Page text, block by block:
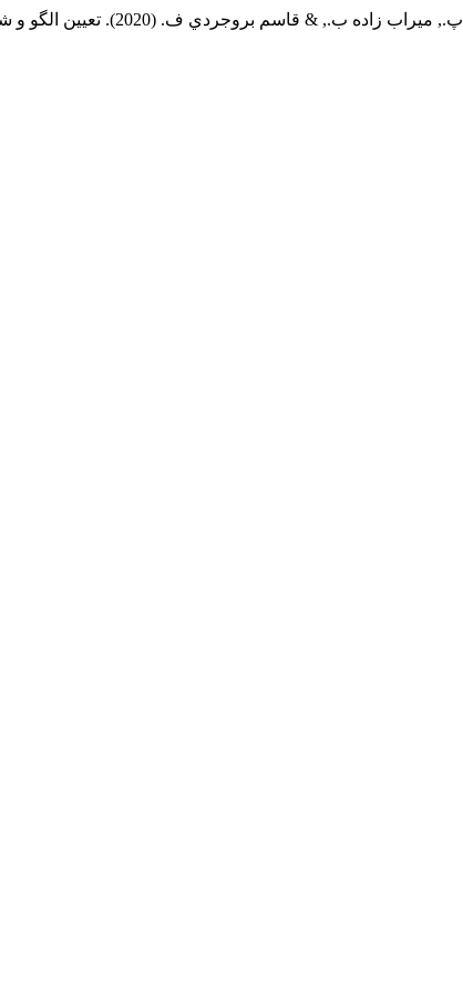
ف. (2020). تعيين الگو و شدت مصرف مواد در بيماران مبتلا به سل بستری در بيمارستان دکتر مسيح دانشوري.